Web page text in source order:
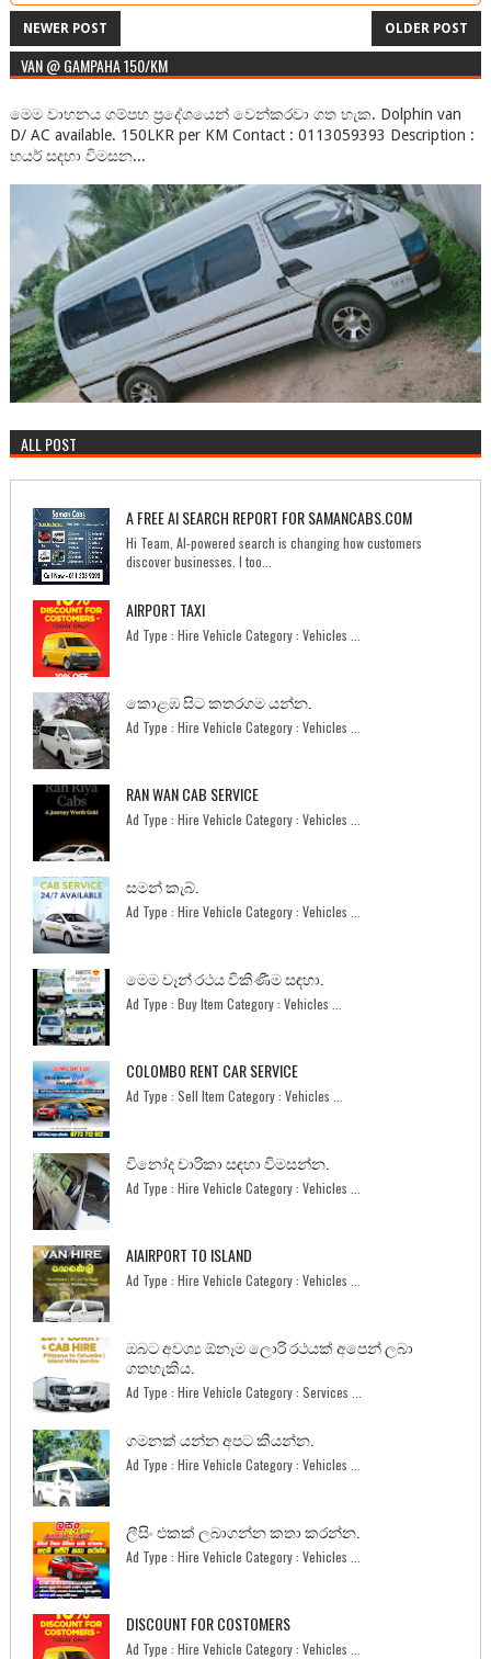
NEWER POST OLDER POST
VAN @ GAMPAHA 150/KM
මෙම වාහනය ගම්පහ ප්‍රදේශයෙන් වෙන්කරවා ගත හැක. Dolphin van
D/ AC available. 150LKR per KM Contact : 0113059393 Description :
හයර් සදහා විමසන...
ALL POST
A FREE AI SEARCH REPORT FOR SAMANCABS.COM
Hi Team, AI-powered search is changing how customers
discover businesses. I too...
AIRPORT TAXI
Ad Type : Hire Vehicle Category : Vehicles ...
කොළඹ සිට කතරගම යන්න.
Ad Type : Hire Vehicle Category : Vehicles ...
RAN WAN CAB SERVICE
Ad Type : Hire Vehicle Category : Vehicles ...
සමන් කැබ්.
Ad Type : Hire Vehicle Category : Vehicles ...
මෙම වෑන් රථය විකිණීම සඳහා.
Ad Type : Buy Item Category : Vehicles ...
COLOMBO RENT CAR SERVICE
Ad Type : Sell Item Category : Vehicles ...
විනෝද චාරිකා සඳහා විමසන්න.
Ad Type : Hire Vehicle Category : Vehicles ...
AIAIRPORT TO ISLAND
Ad Type : Hire Vehicle Category : Vehicles ...
ඔබට අවශ්‍ය ඕනෑම ලොරි රථයක් අපෙන් ලබා
ගතහැකිය.
Ad Type : Hire Vehicle Category : Services ...
ගමනක් යන්න අපට කියන්න.
Ad Type : Hire Vehicle Category : Vehicles ...
ලීසිං එකක් ලබාගන්න කතා කරන්න.
Ad Type : Hire Vehicle Category : Vehicles ...
DISCOUNT FOR COSTOMERS
Ad Type : Hire Vehicle Category : Vehicles ...